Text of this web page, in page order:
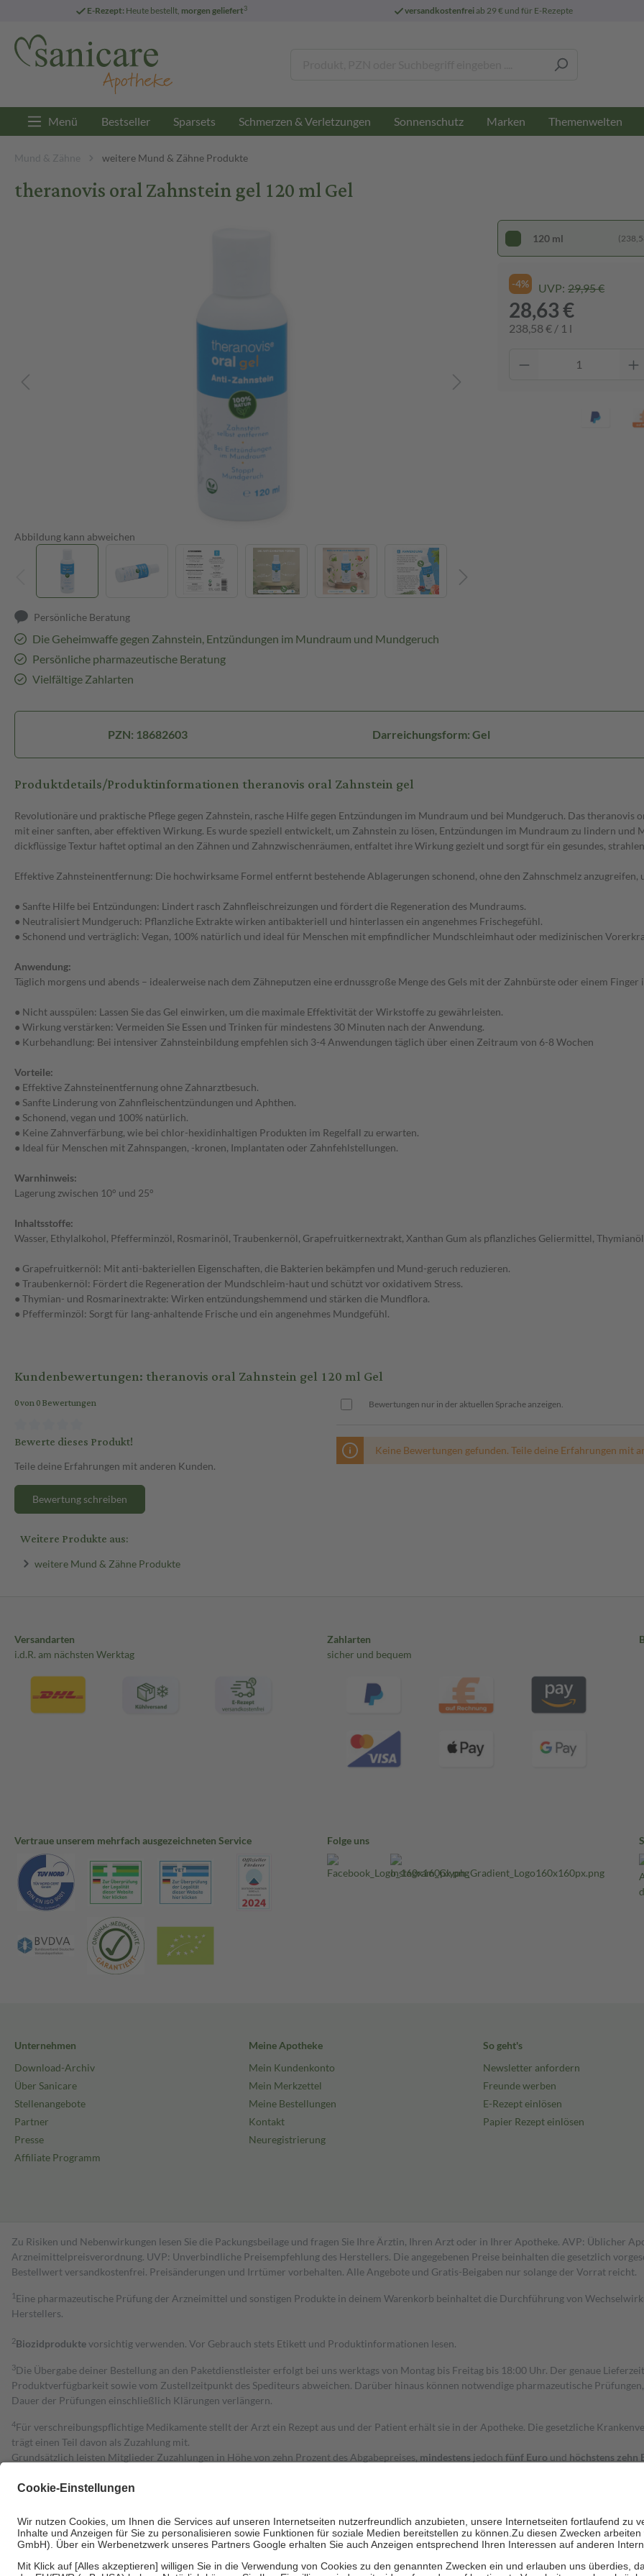
E-Rezept: Heute bestellt, morgen geliefert3 versandkostenfreiab 29 € und für E-Rezepte
Menü Bestseller Sparsets Schmerzen & Verletzungen Sonnenschutz Marken Themenwelten
Mund & Zähne weitere Mund & Zähne Produkte
theranovis oral Zahnstein gel 120 ml Gel
Abbildung kann abweichen
Persönliche Beratung
Die Geheimwaffe gegen Zahnstein, Entzündungen im Mundraum und Mundgeruch
Persönliche pharmazeutische Beratung
Vielfältige Zahlarten
120 ml
-4% UVP: 29,95 €
28,63 €
238,58 € / 1 l
PZN: 18682603 Darreichungsform: Gel
Produktdetails/Produktinformationen theranovis oral Zahnstein gel
Revolutionäre und praktische Pflege gegen Zahnstein, rasche Hilfe gegen Entzündungen im Mundraum und bei Mundgeruch. Das
mit einer sanften, aber effektiven Wirkung. Es wurde speziell entwickelt, um Zahnstein zu lösen, Entzündungen im Mundraum zu lindern und
dickflüssige Textur haftet optimal an den Zähnen und Zahnzwischenräumen, entfaltet ihre Wirkung gezielt und sorgt für ein gesundes,
Effektive Zahnsteinentfernung: Die hochwirksame Formel entfernt bestehende Ablagerungen schonend, ohne den Zahnschmelz
● Sanfte Hilfe bei Entzündungen: Lindert rasch Zahnfleischreizungen und fördert die Regeneration des Mundraums.
● Neutralisiert Mundgeruch: Pflanzliche Extrakte wirken antibakteriell und hinterlassen ein angenehmes Frischegefühl.
● Schonend und verträglich: Vegan, 100% natürlich und ideal für Menschen mit empfindlicher Mundschleimhaut oder medizinischen
Anwendung:
Täglich morgens und abends – idealerweise nach dem Zähneputzen eine erdnussgroße Menge des Gels mit der Zahnbürste oder einem
● Nicht ausspülen: Lassen Sie das Gel einwirken, um die maximale Effektivität der Wirkstoffe zu gewährleisten.
● Wirkung verstärken: Vermeiden Sie Essen und Trinken für mindestens 30 Minuten nach der Anwendung.
● Kurbehandlung: Bei intensiver Zahnsteinbildung empfehlen sich 3-4 Anwendungen täglich über einen Zeitraum von 6-8 Wochen
Vorteile:
● Effektive Zahnsteinentfernung ohne Zahnarztbesuch.
● Sanfte Linderung von Zahnfleischentzündungen und Aphthen.
● Schonend, vegan und 100% natürlich.
● Keine Zahnverfärbung, wie bei chlor-hexidinhaltigen Produkten im Regelfall zu erwarten.
● Ideal für Menschen mit Zahnspangen, -kronen, Implantaten oder Zahnfehlstellungen.
Warnhinweis:
Lagerung zwischen 10° und 25°
Inhaltsstoffe:
Wasser, Ethylalkohol, Pfefferminzöl, Rosmarinöl, Traubenkernöl, Grapefruitkernextrakt, Xanthan Gum als pflanzliches Geliermittel,
● Grapefruitkernöl: Mit anti-bakteriellen Eigenschaften, die Bakterien bekämpfen und Mund-geruch reduzieren.
● Traubenkernöl: Fördert die Regeneration der Mundschleim-haut und schützt vor oxidativem Stress.
● Thymian- und Rosmarinextrakte: Wirken entzündungshemmend und stärken die Mundflora.
● Pfefferminzöl: Sorgt für lang-anhaltende Frische und ein angenehmes Mundgefühl.
Kundenbewertungen: theranovis oral Zahnstein gel 120 ml Gel
0 von 0 Bewertungen
Bewerte dieses Produkt!
Teile deine Erfahrungen mit anderen Kunden.
Bewertung schreiben
Bewertungen nur in der aktuellen Sprache anzeigen.
Keine Bewertungen gefunden. Teile deine Erfahrungen mit
Weitere Produkte aus:
weitere Mund & Zähne Produkte
Versandarten
i.d.R. am nächsten Werktag
Zahlarten
sicher und bequem
Vertraue unserem mehrfach ausgezeichneten Service Folge uns
Unternehmen
Download-Archiv
Über Sanicare
Stellenangebote
Partner
Presse
Affiliate Programm
Meine Apotheke
Mein Kundenkonto
Mein Merkzettel
Meine Bestellungen
Kontakt
Neuregistrierung
So geht's
Newsletter anfordern
Freunde werben
E-Rezept einlösen
Papier Rezept einlösen
Zu Risiken und Nebenwirkungen lesen Sie die Packungsbeilage und fragen Sie Ihre Ärztin, Ihren Arzt oder in Ihrer Apotheke. AVP: Üblicher
Arzneimittelpreisverordnung. UVP: Unverbindliche Preisempfehlung des Herstellers. Die angegebenen Preise beinhalten die gesetzlich
Bestell­wert versand­kosten­frei. Preisänderungen und Irrtümer vorbehalten. Alle Angebote und Gratis-Beigaben nur solange der Vorrat reicht.
1 Eine pharmazeutische Prüfung der Arzneimittel und sonstigen Produkte in deinem Warenkorb beinhaltet die Durchführung von
Herstellers.
2Biozidproduktevorsichtig verwenden. Vor Gebrauch stets Etikett und Produktinformationen lesen.
3Die Übergabe deiner Bestellung an den Paketdienstleister erfolgt bei uns werktags von Montag bis Freitag bis 18:00 Uhr. Der genaue
Produktverfügbarkeit sowie vom Zustellzeitpunkt des Spediteurs abweichen. Darüber hinaus können notwendige pharmazeutische
Dauer der Prüfungen einschließlich Klärungen verlängern.
4Für verschreibungspflichtige Medikamente stellt der Arzt ein Rezept aus und der Patient erhält sie in der Apotheke. Die gesetzliche
trägt einen Teil davon als Zuzahlung mit.
Grundsätzlich leisten Mitglieder Zuzahlungen in Höhe von zehn Prozent des Abgabepreises, mindestens jedoch fünf Euro und höchstens zehn
Diese Regeln gelten grundsätzlich auch für Online-Apotheken.
Um das Engagement der Versicherten für ihre eigene Gesundheit zu stärken und die besondere Stellung der Familie zu unterstützen, fallen
• Kindern und Jugendlichen bis zum vollendeten 18. Lebensjahr mit Ausnahme der Fahrkosten
• Untersuchungen zur Vorsorge und Früherkennung, die von der GKV getragen werden
• empfohlenen Schutzimpfungen